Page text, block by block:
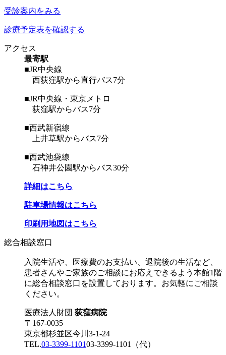
受診案内をみる
診療予定表を確認する
アクセス
最寄駅
■JR中央線
西荻窪駅から直行バス7分
■JR中央線・東京メトロ
荻窪駅からバス7分
■西武新宿線
上井草駅からバス7分
■西武池袋線
石神井公園駅からバス30分
詳細はこちら
駐車場情報はこちら
印刷用地図はこちら
総合相談窓口
入院生活や、医療費のお支払い、退院後の生活など、
患者さんやご家族のご相談にお応えできるよう本館1階
に総合相談窓口を設置しております。お気軽にご相談
ください。
医療法人財団 荻窪病院
〒167-0035
東京都杉並区今川3-1-24
TEL.03-3399-110103-3399-1101 （代）